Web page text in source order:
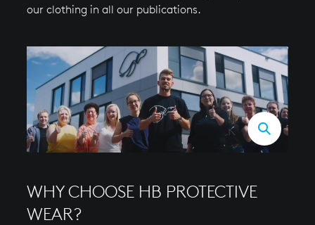
our clothing in all our publications.
WHY CHOOSE HB PROTECTIVE
WEAR?